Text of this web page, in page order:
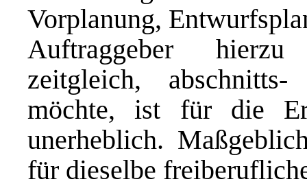
Vorplanung,
Auftraggeber
zeitgleich,
möchte, ist für die
unerheblich.
für dieselbe